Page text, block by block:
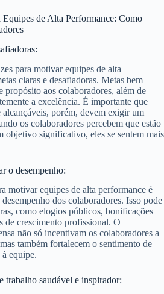
de Alta Performance: Como
para motivar equipes de alta
claras e desafiadoras. Metas bem
propósito aos colaboradores, além de
a excelência. É importante que
alcançáveis, porém, devem exigir um
os colaboradores percebem que estão
objetivo significativo, eles se sentem mais
o desempenho:
motivar equipes de alta performance é
dos colaboradores. Isso pode
como elogios públicos, bonificações
de crescimento profissional. O
não só incentivam os colaboradores a
também fortalecem o sentimento de
equipe.
trabalho saudável e inspirador: